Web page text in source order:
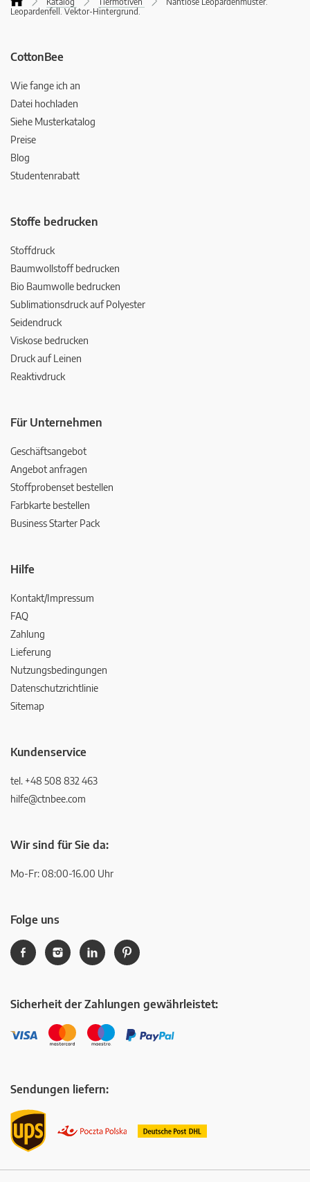
Leopardenfell. Vektor-Hintergrund.
CottonBee
Wie fange ich an
Datei hochladen
Siehe Musterkatalog
Preise
Blog
Studentenrabatt
Stoffe bedrucken
Stoffdruck
Baumwollstoff bedrucken
Bio Baumwolle bedrucken
Sublimationsdruck auf Polyester
Seidendruck
Viskose bedrucken
Druck auf Leinen
Reaktivdruck
Für Unternehmen
Geschäftsangebot
Angebot anfragen
Stoffprobenset bestellen
Farbkarte bestellen
Business Starter Pack
Hilfe
Kontakt/Impressum
FAQ
Zahlung
Lieferung
Nutzungsbedingungen
Datenschutzrichtlinie
Sitemap
Kundenservice
tel. +48 508 832 463
hilfe@ctnbee.com
Wir sind für Sie da:
Mo-Fr: 08:00-16.00 Uhr
Folge uns
Sicherheit der Zahlungen gewährleistet:
Sendungen liefern: